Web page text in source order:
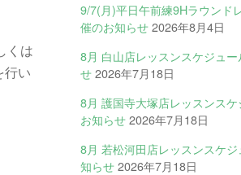
くは
行い
9/7(月)平日午前練9Hラウンド
催のお知らせ2026年8月4日
8月 白山店レッスンスケジュー
せ2026年7月18日
8月 護国寺大塚店レッスンス
お知らせ2026年7月18日
8月 若松河田店レッスンスケ
知らせ2026年7月18日